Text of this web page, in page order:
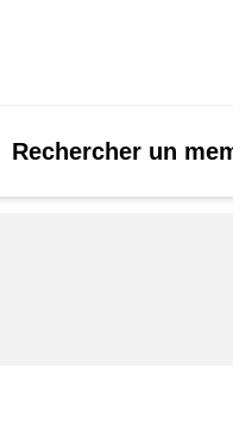
Rechercher un